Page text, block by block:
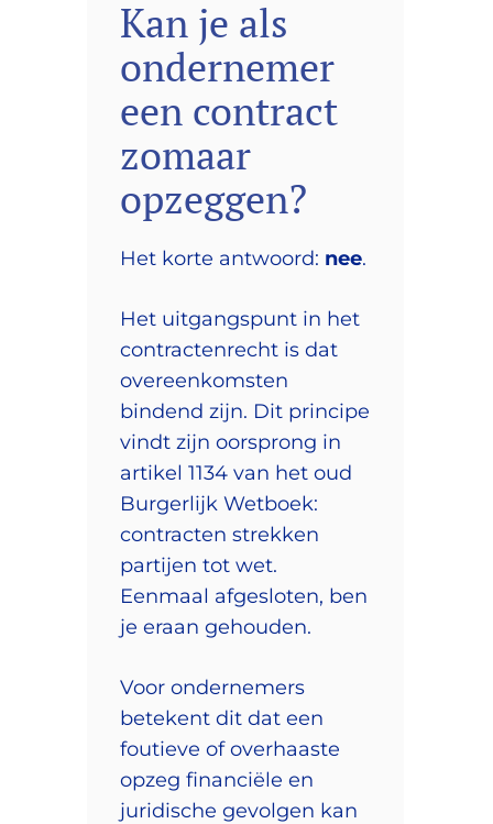
Kan je als
ondernemer
een contract
zomaar
opzeggen?
Het korte antwoord: nee.
Het uitgangspunt in het
contractenrecht is dat
overeenkomsten
bindend zijn. Dit principe
vindt zijn oorsprong in
artikel 1134 van het oud
Burgerlijk Wetboek:
contracten strekken
partijen tot wet.
Eenmaal afgesloten, ben
je eraan gehouden.
Voor ondernemers
betekent dit dat een
foutieve of overhaaste
opzeg financiële en
juridische gevolgen kan